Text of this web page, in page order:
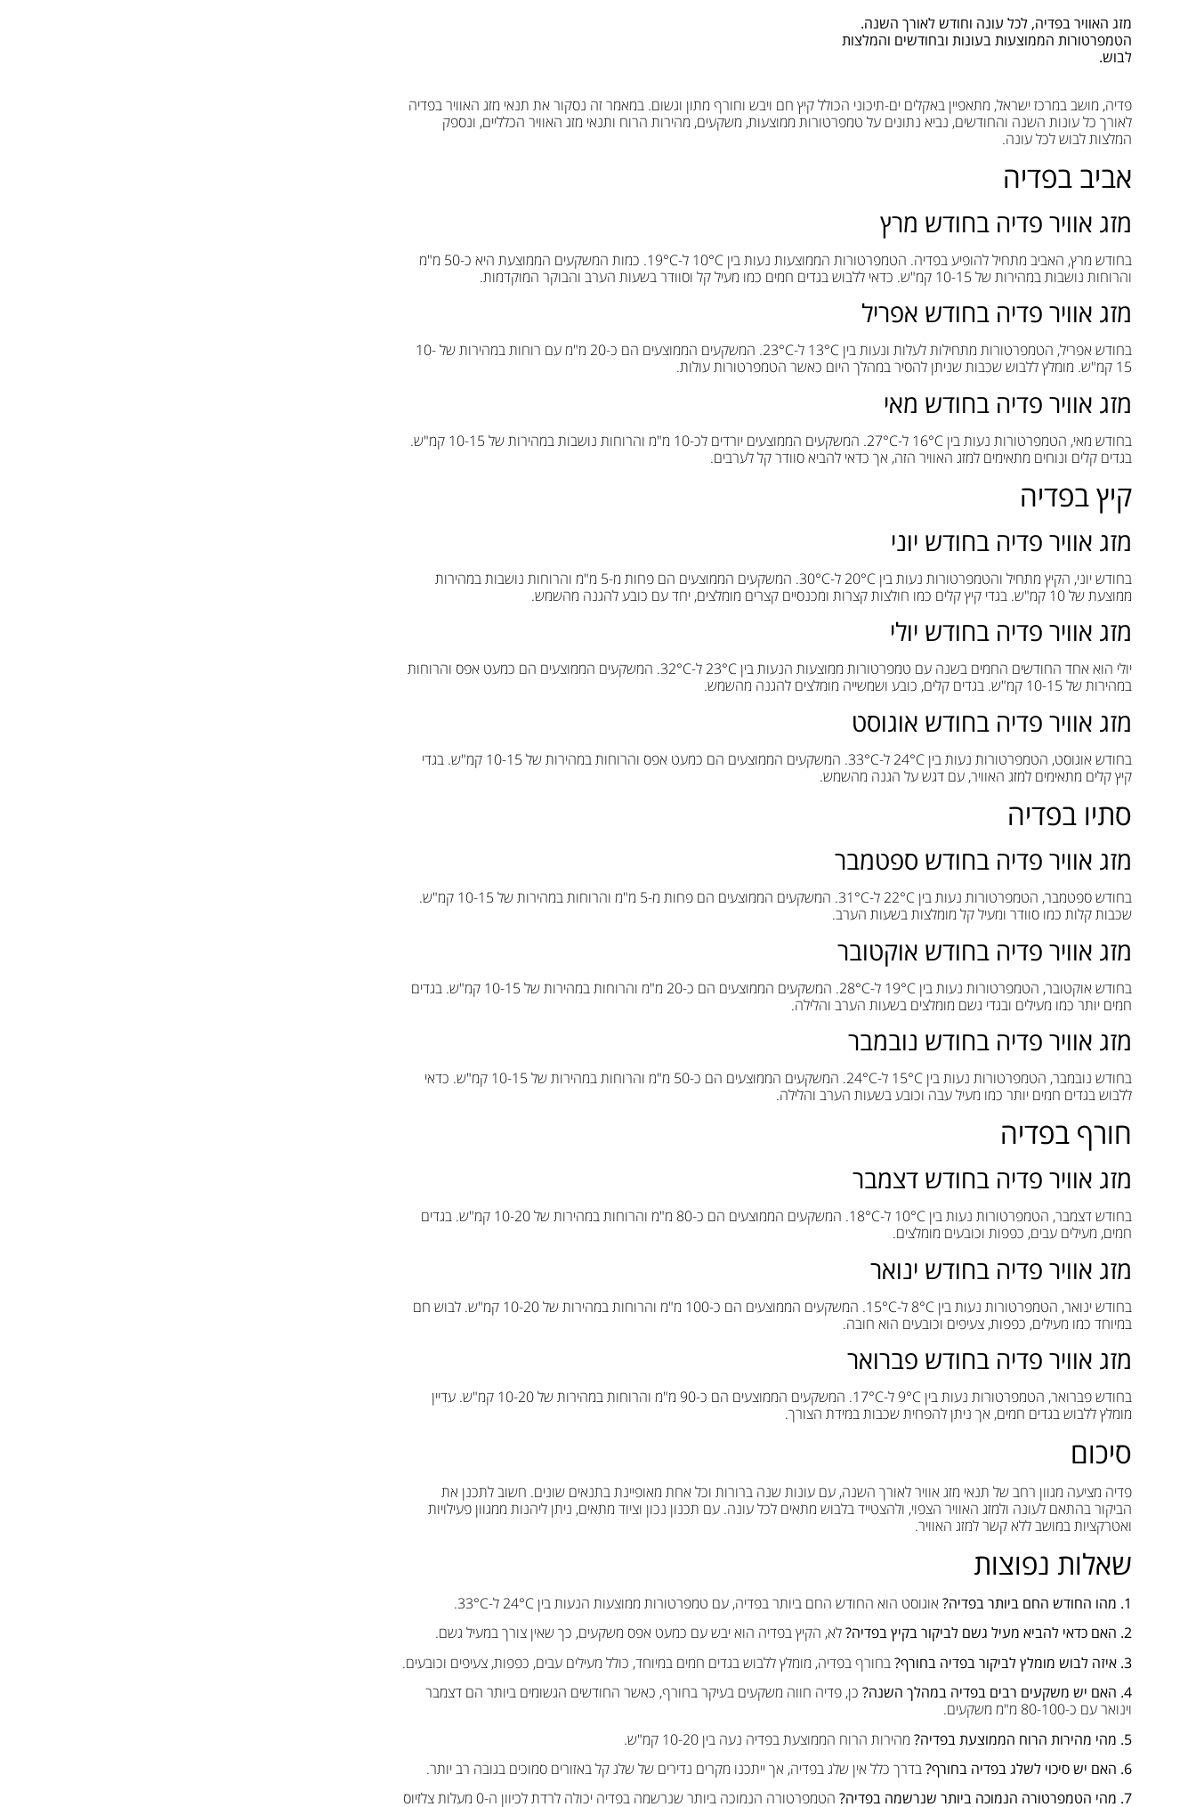
מזג האוויר בפדיה, לכל עונה וחודש לאורך השנה.
הטמפרטורות הממוצעות בעונות ובחודשים והמלצות
לבוש.
פדיה, מושב במרכז ישראל, מתאפיין באקלים ים-תיכוני הכולל קיץ חם ויבש וחורף מתון וגשום. במאמר זה נסקור את תנאי מזג האוויר בפדיה
לאורך כל עונות השנה והחודשים, נביא נתונים על טמפרטורות ממוצעות, משקעים, מהירות הרוח ותנאי מזג האוויר הכלליים, ונספק
המלצות לבוש לכל עונה.
אביב בפדיה
מזג אוויר פדיה בחודש מרץ
בחודש מרץ, האביב מתחיל להופיע בפדיה. הטמפרטורות הממוצעות נעות בין 10°C ל-19°C. כמות המשקעים הממוצעת היא כ-50 מ"מ
והרוחות נושבות במהירות של 10-15 קמ"ש. כדאי ללבוש בגדים חמים כמו מעיל קל וסוודר בשעות הערב והבוקר המוקדמות.
מזג אוויר פדיה בחודש אפריל
בחודש אפריל, הטמפרטורות מתחילות לעלות ונעות בין 13°C ל-23°C. המשקעים הממוצעים הם כ-20 מ"מ עם רוחות במהירות של 10-
15 קמ"ש. מומלץ ללבוש שכבות שניתן להסיר במהלך היום כאשר הטמפרטורות עולות.
מזג אוויר פדיה בחודש מאי
בחודש מאי, הטמפרטורות נעות בין 16°C ל-27°C. המשקעים הממוצעים יורדים לכ-10 מ"מ והרוחות נושבות במהירות של 10-15 קמ"ש.
בגדים קלים ונוחים מתאימים למזג האוויר הזה, אך כדאי להביא סוודר קל לערבים.
קיץ בפדיה
מזג אוויר פדיה בחודש יוני
בחודש יוני, הקיץ מתחיל והטמפרטורות נעות בין 20°C ל-30°C. המשקעים הממוצעים הם פחות מ-5 מ"מ והרוחות נושבות במהירות
ממוצעת של 10 קמ"ש. בגדי קיץ קלים כמו חולצות קצרות ומכנסיים קצרים מומלצים, יחד עם כובע להגנה מהשמש.
מזג אוויר פדיה בחודש יולי
יולי הוא אחד החודשים החמים בשנה עם טמפרטורות ממוצעות הנעות בין 23°C ל-32°C. המשקעים הממוצעים הם כמעט אפס והרוחות
במהירות של 10-15 קמ"ש. בגדים קלים, כובע ושמשייה מומלצים להגנה מהשמש.
מזג אוויר פדיה בחודש אוגוסט
בחודש אוגוסט, הטמפרטורות נעות בין 24°C ל-33°C. המשקעים הממוצעים הם כמעט אפס והרוחות במהירות של 10-15 קמ"ש. בגדי
קיץ קלים מתאימים למזג האוויר, עם דגש על הגנה מהשמש.
סתיו בפדיה
מזג אוויר פדיה בחודש ספטמבר
בחודש ספטמבר, הטמפרטורות נעות בין 22°C ל-31°C. המשקעים הממוצעים הם פחות מ-5 מ"מ והרוחות במהירות של 10-15 קמ"ש.
שכבות קלות כמו סוודר ומעיל קל מומלצות בשעות הערב.
מזג אוויר פדיה בחודש אוקטובר
בחודש אוקטובר, הטמפרטורות נעות בין 19°C ל-28°C. המשקעים הממוצעים הם כ-20 מ"מ והרוחות במהירות של 10-15 קמ"ש. בגדים
חמים יותר כמו מעילים ובגדי גשם מומלצים בשעות הערב והלילה.
מזג אוויר פדיה בחודש נובמבר
בחודש נובמבר, הטמפרטורות נעות בין 15°C ל-24°C. המשקעים הממוצעים הם כ-50 מ"מ והרוחות במהירות של 10-15 קמ"ש. כדאי
ללבוש בגדים חמים יותר כמו מעיל עבה וכובע בשעות הערב והלילה.
חורף בפדיה
מזג אוויר פדיה בחודש דצמבר
בחודש דצמבר, הטמפרטורות נעות בין 10°C ל-18°C. המשקעים הממוצעים הם כ-80 מ"מ והרוחות במהירות של 10-20 קמ"ש. בגדים
חמים, מעילים עבים, כפפות וכובעים מומלצים.
מזג אוויר פדיה בחודש ינואר
בחודש ינואר, הטמפרטורות נעות בין 8°C ל-15°C. המשקעים הממוצעים הם כ-100 מ"מ והרוחות במהירות של 10-20 קמ"ש. לבוש חם
במיוחד כמו מעילים, כפפות, צעיפים וכובעים הוא חובה.
מזג אוויר פדיה בחודש פברואר
בחודש פברואר, הטמפרטורות נעות בין 9°C ל-17°C. המשקעים הממוצעים הם כ-90 מ"מ והרוחות במהירות של 10-20 קמ"ש. עדיין
מומלץ ללבוש בגדים חמים, אך ניתן להפחית שכבות במידת הצורך.
סיכום
פדיה מציעה מגוון רחב של תנאי מזג אוויר לאורך השנה, עם עונות שנה ברורות וכל אחת מאופיינת בתנאים שונים. חשוב לתכנן את
הביקור בהתאם לעונה ולמזג האוויר הצפוי, ולהצטייד בלבוש מתאים לכל עונה. עם תכנון נכון וציוד מתאים, ניתן ליהנות ממגוון פעילויות
ואטרקציות במושב ללא קשר למזג האוויר.
שאלות נפוצות
1. מהו החודש החם ביותר בפדיה?
אוגוסט הוא החודש החם ביותר בפדיה, עם טמפרטורות ממוצעות הנעות בין 24°C ל-33°C.
2. האם כדאי להביא מעיל גשם לביקור בקיץ בפדיה?
לא, הקיץ בפדיה הוא יבש עם כמעט אפס משקעים, כך שאין צורך במעיל גשם.
3. איזה לבוש מומלץ לביקור בפדיה בחורף?
בחורף בפדיה, מומלץ ללבוש בגדים חמים במיוחד, כולל מעילים עבים, כפפות, צעיפים וכובעים.
4. האם יש משקעים רבים בפדיה במהלך השנה?
כן, פדיה חווה משקעים בעיקר בחורף, כאשר החודשים הגשומים ביותר הם דצמבר
וינואר עם כ-80-100 מ"מ משקעים.
5. מהי מהירות הרוח הממוצעת בפדיה?
מהירות הרוח הממוצעת בפדיה נעה בין 10-20 קמ"ש.
6. האם יש סיכוי לשלג בפדיה בחורף?
בדרך כלל אין שלג בפדיה, אך ייתכנו מקרים נדירים של שלג קל באזורים סמוכים בגובה רב יותר.
7. מהי הטמפרטורה הנמוכה ביותר שנרשמה בפדיה?
הטמפרטורה הנמוכה ביותר שנרשמה בפדיה יכולה לרדת לכיוון ה-0 מעלות צלזיוס